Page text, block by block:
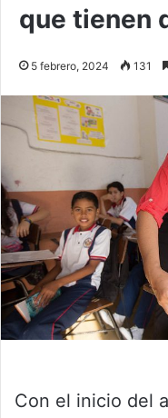
que tienen
5 febrero, 2024 131
Con el inicio del